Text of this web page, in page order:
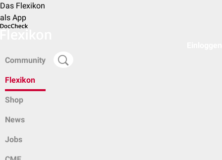
Das Flexikon
als App
Community
Flexikon
Shop
News
Jobs